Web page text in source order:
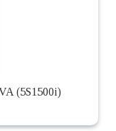
(5S1500i)